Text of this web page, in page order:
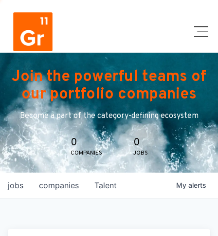
Join the powerful teams of
our portfolio companies
Become a part of the category-defining ecosystem
0
COMPANIES
0
JOBS
jobs companies Talent My alerts